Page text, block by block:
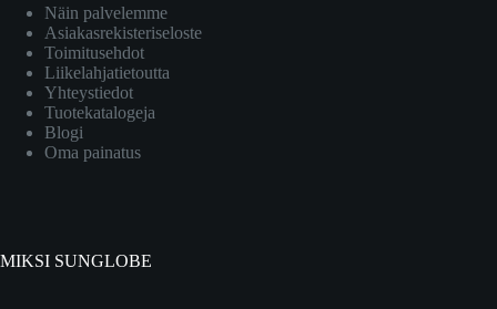
Näin palvelemme
Asiakasrekisteriseloste
Toimitusehdot
Liikelahjatietoutta
Yhteystiedot
Tuotekatalogeja
Blogi
Oma painatus
MIKSI SUNGLOBE